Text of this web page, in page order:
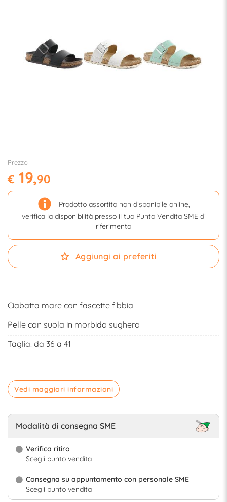
Prezzo
€ 19,90
Prodotto assortito non disponibile online,
verifica la disponibilità presso il tuo Punto Vendita SME di
riferimento
Aggiungi ai preferiti
Ciabatta mare con fascette fibbia
Pelle con suola in morbido sughero
Taglia: da 36 a 41
Vedi maggiori informazioni
Modalità di consegna SME
Verifica ritiro
Scegli punto vendita
Consegna su appuntamento con personale SME
Scegli punto vendita